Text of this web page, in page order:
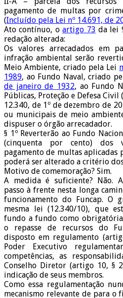
pagamento de multas por
(Incluído pela Lei nº 14.691, de
Ato contínuo, oartigo 73 da lei
redação alterada:
Os valores arrecadados em
infração ambiental serão
Meio Ambiente, criado pela Lei
1989, ao Fundo Naval, criado
de janeiro de 1932, ao Fundo
Públicas, Proteção e Defesa Civil
12.340, de 1º de dezembro de
ou municipais de meio
dispuser o órgão arrecadador.
§ 1º Reverterão ao Fundo
(cinquenta por cento) dos
pagamento de multas aplicadas
poderá ser alterado a critério
Motivo de comemoração? Sim.
A medida é suficiente? Não.
passo à frente nesta longa
funcionamento do Funcap. O
mesma lei (12.340/10), que
fundo a fundo como
o repasse de recursos do
disposto em regulamento
Poder Executivo
competências, as
Conselho Diretor (artigo 10, §
indicação de seus membros.
Como essa regulamentação
mecanismo relevante de para o